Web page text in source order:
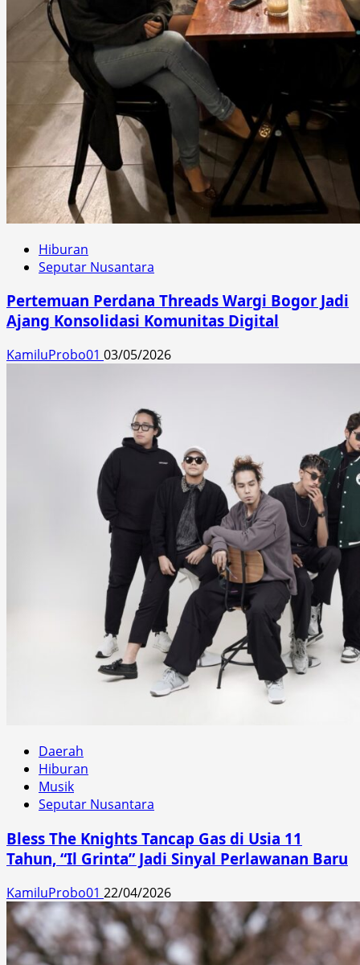
Hiburan
Seputar Nusantara
Pertemuan Perdana Threads Wargi Bogor Jadi
Ajang Konsolidasi Komunitas Digital
KamiluProbo01 03/05/2026
Daerah
Hiburan
Musik
Seputar Nusantara
Bless The Knights Tancap Gas di Usia 11
Tahun, “Il Grinta” Jadi Sinyal Perlawanan Baru
KamiluProbo01 22/04/2026